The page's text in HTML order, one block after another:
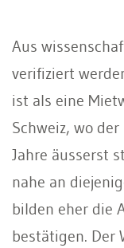
Aus
verifiziert
ist als eine
Schweiz, wo der
Jahre äusserst
nahe an
bilden eher die
bestätigen. Der